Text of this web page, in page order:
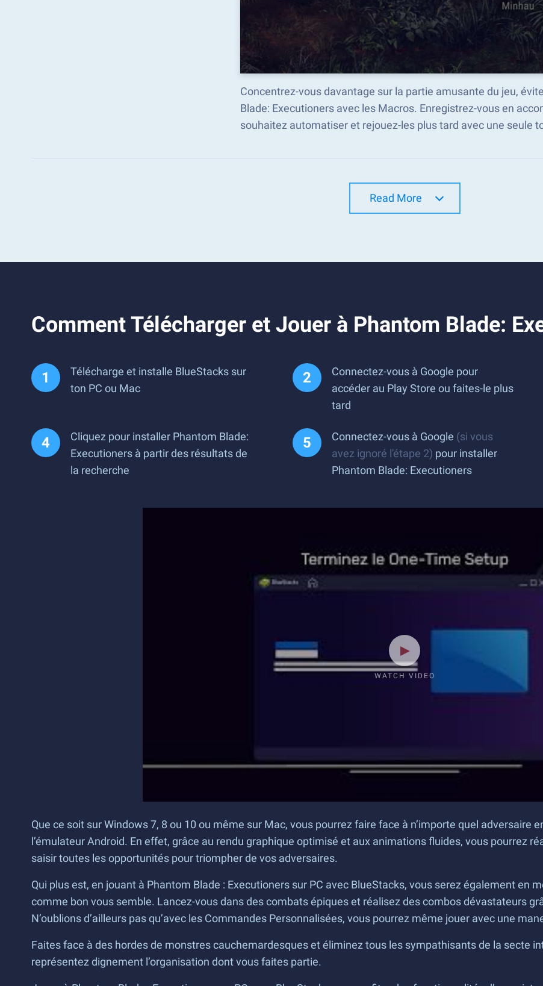
Concentrez-vous davantage sur la partie amusante du jeu,
Blade: Executioners avec les Macros. Enregistrez-vous en
souhaitez automatiser et rejouez-les plus tard avec une seule
Read More
Comment Télécharger et Jouer à Phantom Blade:
Télécharge et installe BlueStacks sur
ton PC ou Mac
Connectez-vous à Google pour
accéder au Play Store ou faites-le plus
tard
Cliquez pour installer Phantom Blade:
Executioners à partir des résultats de
la recherche
Connectez-vous à Google (si vous
avez ignoré l'étape 2) pour installer
Phantom Blade: Executioners
WATCH VIDEO
Que ce soit sur Windows 7, 8 ou 10 ou même sur Mac, vous pourrez faire face à n’importe quel adversaire
l’émulateur Android. En effet, grâce au rendu graphique optimisé et aux animations fluides, vous pourrez
saisir toutes les opportunités pour triompher de vos adversaires.
Qui plus est, en jouant à Phantom Blade : Executioners sur PC avec BlueStacks, vous serez également en
comme bon vous semble. Lancez-vous dans des combats épiques et réalisez des combos dévastateurs
N’oublions d’ailleurs pas qu’avec les Commandes Personnalisées, vous pourrez même jouer avec une
Faites face à des hordes de monstres cauchemardesques et éliminez tous les sympathisants de la secte
représentez dignement l’organisation dont vous faites partie.